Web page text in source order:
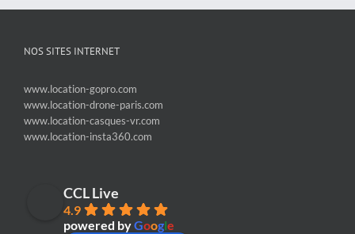
NOS SITES INTERNET
www.location-gopro.com
www.location-drone-paris.com
www.location-casques-vr.com
www.location-insta360.com
CCL Live
4.9
powered byGoogle